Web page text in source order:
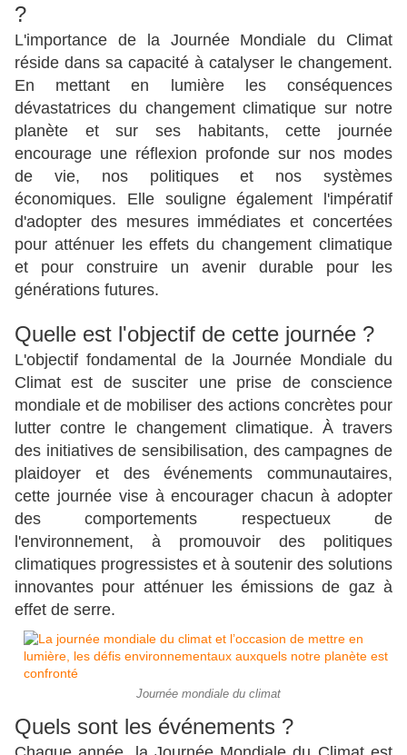
?
L'importance de la Journée Mondiale du Climat
réside dans sa capacité à catalyser le changement.
En mettant en lumière les conséquences
dévastatrices du changement climatique sur notre
planète et sur ses habitants, cette journée
encourage une réflexion profonde sur nos modes
de vie, nos politiques et nos systèmes
économiques. Elle souligne également l'impératif
d'adopter des mesures immédiates et concertées
pour atténuer les effets du changement climatique
et pour construire un avenir durable pour les
générations futures.
Quelle est l'objectif de cette journée ?
L'objectif fondamental de la Journée Mondiale du
Climat est de susciter une prise de conscience
mondiale et de mobiliser des actions concrètes pour
lutter contre le changement climatique. À travers
des initiatives de sensibilisation, des campagnes de
plaidoyer et des événements communautaires,
cette journée vise à encourager chacun à adopter
des comportements respectueux de
l'environnement, à promouvoir des politiques
climatiques progressistes et à soutenir des solutions
innovantes pour atténuer les émissions de gaz à
effet de serre.
Journée mondiale du climat
Quels sont les événements ?